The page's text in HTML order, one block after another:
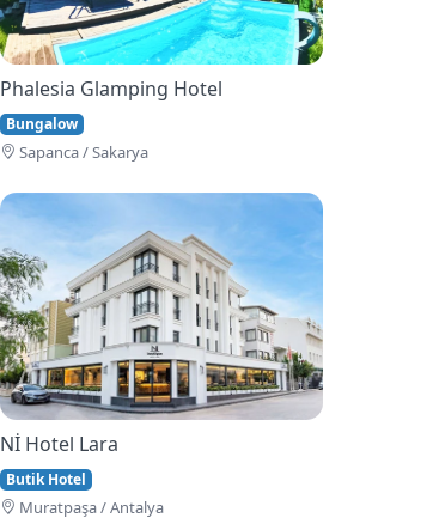
Phalesia Glamping Hotel
Bungalow
Sapanca / Sakarya
Nİ Hotel Lara
Butik Hotel
Muratpaşa / Antalya